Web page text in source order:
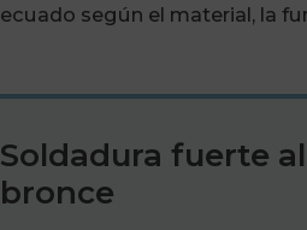
según el material, la
Soldadura fuerte al
bronce